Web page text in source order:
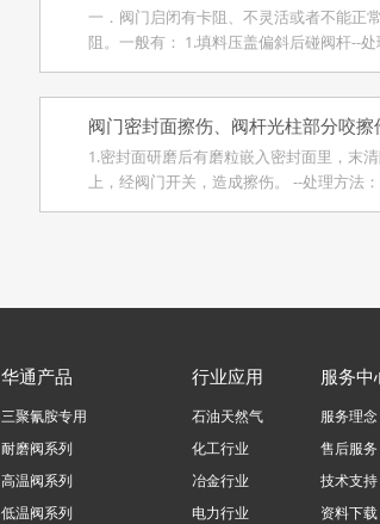
一．阀门启闭有卡阻、不灵活或者不能正
阻。一般有： 1.填料压盖偏斜后碰阀杆--
填料。
阀门密封面擦伤、阀杆光柱部分咬
1.密封面研磨后有磨粒嵌入密封面里，末
上，经阀门开关，造成擦伤。 --处理方法
伤。
华通产品
三聚氰胺专用
耐磨阀系列
高温阀系列
低温阀系列
行业应用
石油天然气
化工行业
冶金行业
电力行业
服务中
服务理念
售后服务
技术支持
资料下载